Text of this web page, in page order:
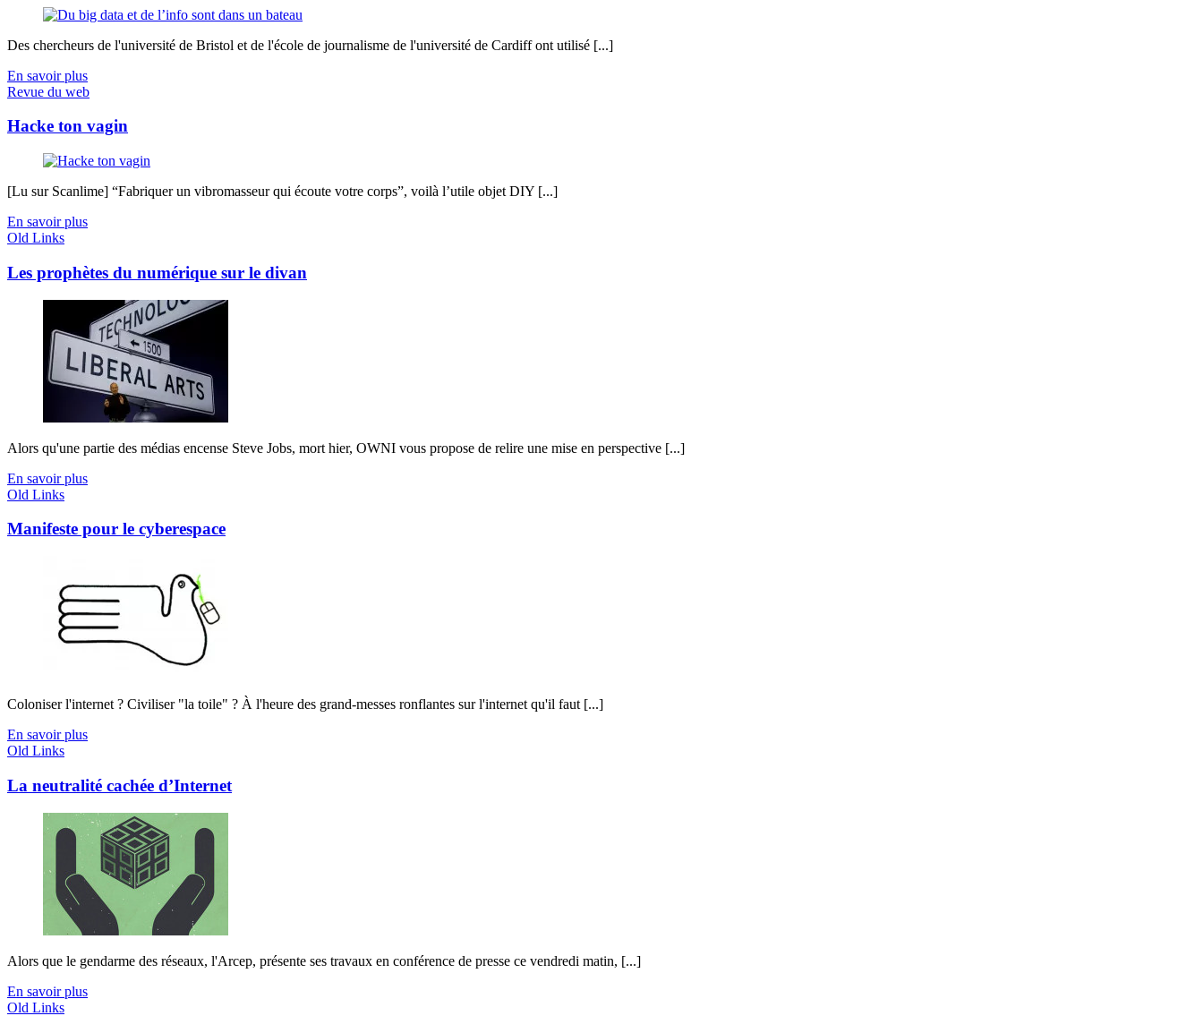
Des chercheurs de l'université de Bristol et de l'école de journalisme de l'université de Cardiff ont utilisé [...]
En savoir plus
Revue du web
Hacke ton vagin
[Lu sur Scanlime] “Fabriquer un vibromasseur qui écoute votre corps”, voilà l’utile objet DIY [...]
En savoir plus
Old Links
Les prophètes du numérique sur le divan
Alors qu'une partie des médias encense Steve Jobs, mort hier, OWNI vous propose de relire une mise en perspective [...]
En savoir plus
Old Links
Manifeste pour le cyberespace
Coloniser l'internet ? Civiliser "la toile" ? À l'heure des grand-messes ronflantes sur l'internet qu'il faut [...]
En savoir plus
Old Links
La neutralité cachée d’Internet
Alors que le gendarme des réseaux, l'Arcep, présente ses travaux en conférence de presse ce vendredi matin, [...]
En savoir plus
Old Links